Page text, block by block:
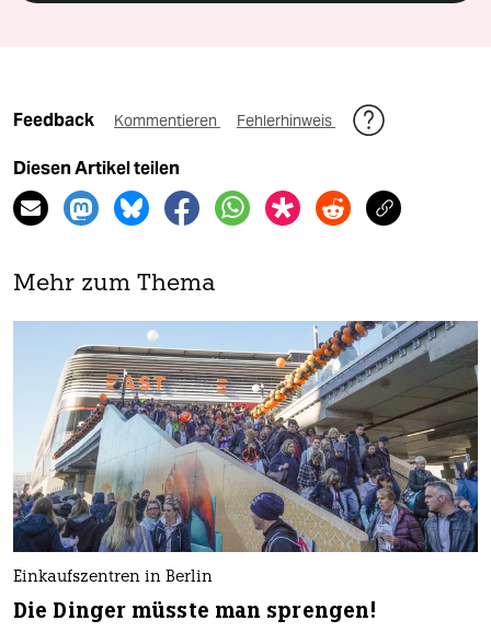
Feedback Kommentieren Fehlerhinweis
Diesen Artikel teilen
Mehr zum Thema
Einkaufszentren in Berlin
Die Dinger müsste man sprengen!